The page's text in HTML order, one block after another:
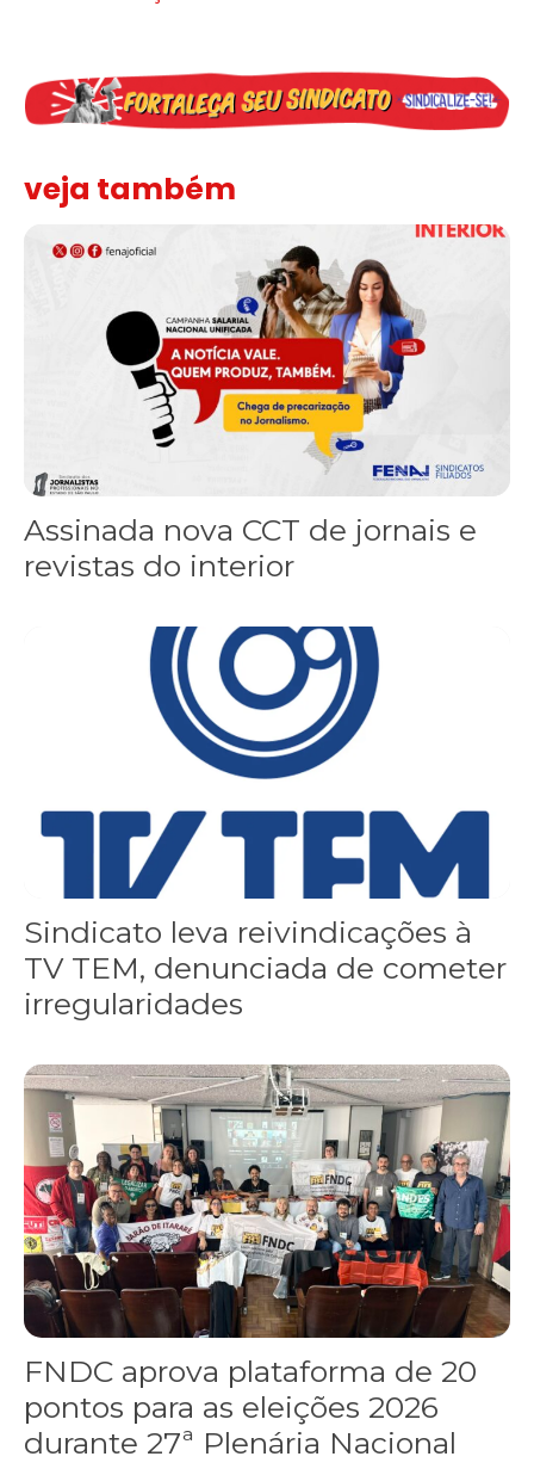
veja também
Assinada nova CCT de jornais e revistas do interior
Assinada nova CCT de jornais e
revistas do interior
Sindicato leva reivindicações à TV TEM, denunciada de cometer
Sindicato leva reivindicações à
TV TEM, denunciada de cometer
irregularidades
FNDC aprova plataforma de 20 pontos para as eleições 2026
FNDC aprova plataforma de 20
pontos para as eleições 2026
durante 27ª Plenária Nacional